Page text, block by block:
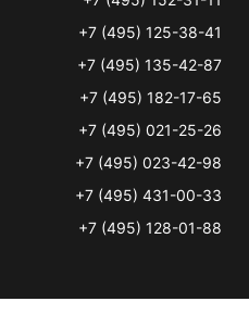
+7 (495) 125-38-41
+7 (495) 135-42-87
+7 (495) 182-17-65
+7 (495) 021-25-26
+7 (495) 023-42-98
+7 (495) 431-00-33
+7 (495) 128-01-88